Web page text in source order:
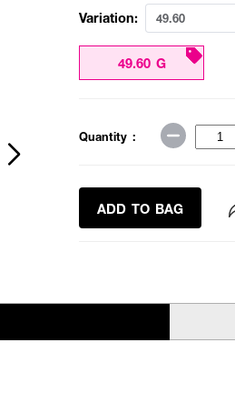
Variation: 49.60
49.60 G
Quantity :
ADD TO BAG